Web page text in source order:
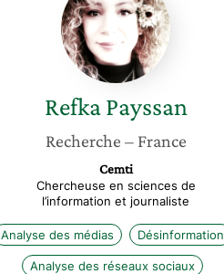
Refka Payssan
Recherche – France
Cemti
Chercheuse en sciences de
l’information et journaliste
Analyse des médias Désinformation
Analyse des réseaux sociaux